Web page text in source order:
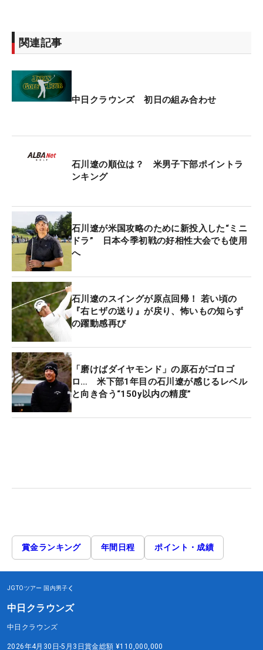
関連記事
中日クラウンズ 初日の組み合わせ
石川遼の順位は？ 米男子下部ポイントラ
ンキング
石川遼が米国攻略のために新投入した“ミニ
ドラ” 日本今季初戦の好相性大会でも使用
へ
石川遼のスイングが原点回帰！ 若い頃の
『右ヒザの送り』が戻り、怖いもの知らず
の躍動感再び
「磨けばダイヤモンド」の原石がゴロゴ
ロ… 米下部1年目の石川遼が感じるレベル
と向き合う“150y以内の精度”
賞金ランキング 年間日程 ポイント・成績
JGTOツアー 国内男子
中日クラウンズ
中日クラウンズ
2026年4月30日-5月3日賞金総額 ¥110,000,000